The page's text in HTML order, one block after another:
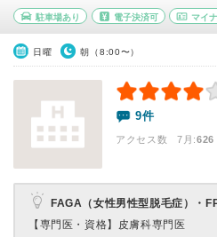
駐車場あり 電子決済可 マイ
日曜 朝（8:00〜）
9件
アクセス数 7月:626
FAGA（女性男性型脱毛症）・
【専門医・資格】 皮膚科専門医